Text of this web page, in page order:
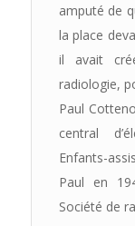
amputé de
la place
il avait
radiologie,
Paul
central
Enfants-
Paul en
Société de